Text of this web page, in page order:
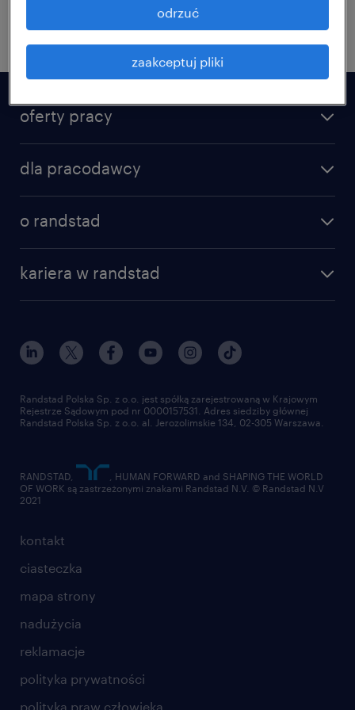
oferty pracy
dla pracodawcy
o randstad
kariera w randstad
kontakt
ciasteczka
mapa strony
nadużycia
reklamacje
polityka prywatności
polityka praw człowieka
Randstad Polska Sp. z o.o. jest spółką zarejestrowaną w Krajowym
Rejestrze Sądowym pod nr 0000157531. Adres siedziby głównej
Randstad Polska Sp. z o.o. al. Jerozolimskie 134, 02-305 Warszawa.
RANDSTAD,
, HUMAN FORWARD and SHAPING THE WORLD
OF WORK są zastrzeżonymi znakami Randstad N.V. © Randstad N.V
2021
zaakceptuj pliki
odrzuć